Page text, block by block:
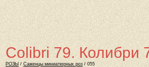
Colibri 79. Колибри
РОЗЫ /Саженцы миниатюрных роз / 055